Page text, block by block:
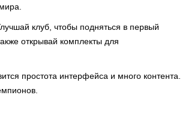
клуб, чтобы подняться в первый
открывай комплекты для
простота интерфейса и много контента.